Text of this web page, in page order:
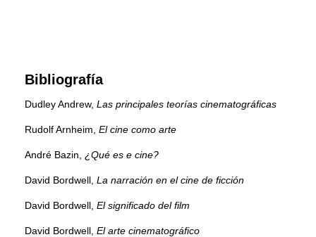
Bibliografía
Dudley Andrew, Las principales teorías cinematográficas
Rudolf Arnheim, El cine como arte
André Bazin, ¿Qué es e cine?
David Bordwell, La narración en el cine de ficción
David Bordwell, El significado del film
David Bordwell, El arte cinematográfico